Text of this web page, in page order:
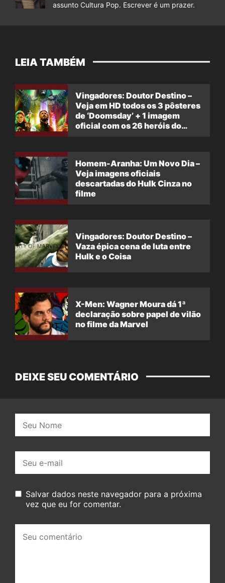
assunto Cultura Pop. Escrever é um prazer.
LEIA TAMBÉM
Vingadores: Doutor Destino –
Veja em HD todos os 3 pôsteres
de ‘Doomsday’ + 1 imagem
oficial com os 26 heróis do
Homem-Aranha: Um Novo Dia –
Veja imagens oficiais
descartadas do Hulk Cinza no
filme
Vingadores: Doutor Destino –
Vaza épica cena de luta entre
Hulk e o Coisa
X-Men: Wagner Moura dá 1ª
declaração sobre papel de vilão
no filme da Marvel
DEIXE SEU COMENTÁRIO
mail:
Salvar dados neste navegador para a próxima
vez que eu for comentar.
comentário: